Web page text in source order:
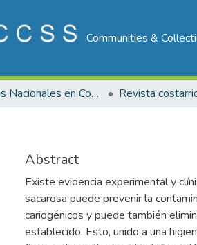
Communities &
Revistas Nacionales en Costa Rica
Abstract
Existe evidencia experimental y
sacarosa puede prevenir la
cariogénicos y puede también
establecido. Esto, unido a una